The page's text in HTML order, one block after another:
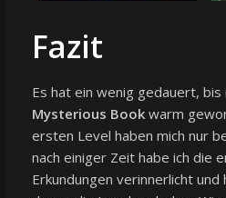
Fazit
Es hat ein wenig gedauert, bis
Mysterious Bookwarm
ersten Level haben mich nur
nach einiger Zeit habe ich die
Erkundungen verinnerlicht